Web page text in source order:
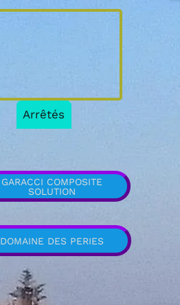
Arrêtés
GARACCI COMPOSITE
SOLUTION
DOMAINE DES PERIES